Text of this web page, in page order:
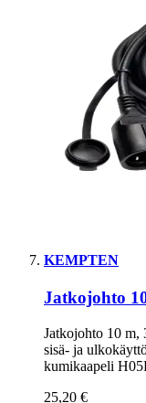
KEMPTEN
Jatkojohto
Jatkojohto 10 m,
sisä- ja
kumikaapeli
25,20 €